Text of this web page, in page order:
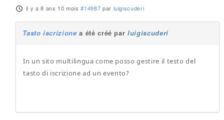
il y a 8 ans 10 mois #14987 par luigiscuderi
Tasto iscrizione a été créé parluigiscuderi
In un sito multilingua come posso gestire il testo del
tasto di iscrizione ad un evento?